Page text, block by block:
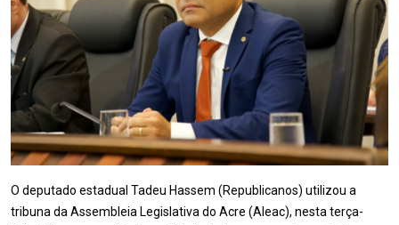
O deputado estadual Tadeu Hassem (Republicanos) utilizou a
tribuna da Assembleia Legislativa do Acre (Aleac), nesta terça-